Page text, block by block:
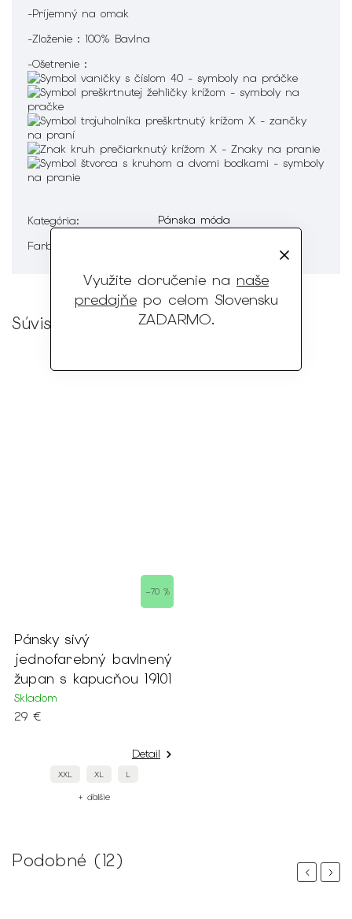
Využite doručenie na naše
predajňepo celom Slovensku
ZADARMO.
-Príjemný na omak
-Zloženie : 100% Bavlna
-Ošetrenie :
Kategória:
Pánska móda
Farba
Súvisiaci tovar
–70 %
Pánsky sivý
jednofarebný bavlnený
župan s kapucňou 19101
Skladom
29 €
Detail
XXL XL L
+ ďalšie
Podobné (12)
PreviousNext